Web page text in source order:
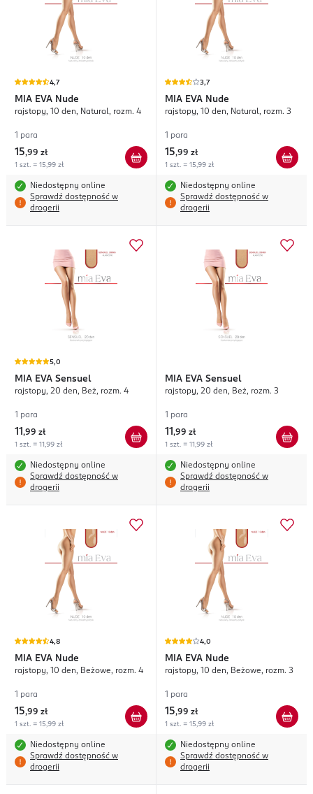
4,7
MIA EVA Nude
rajstopy, 10 den, Natural, rozm. 4
1 para
15,99 zł
1 szt. = 15,99 zł
Niedostępny online
Sprawdź dostępność w
drogerii
3,7
MIA EVA Nude
rajstopy, 10 den, Natural, rozm. 3
1 para
15,99 zł
1 szt. = 15,99 zł
Niedostępny online
Sprawdź dostępność w
drogerii
5,0
MIA EVA Sensuel
rajstopy, 20 den, Beż, rozm. 4
1 para
11 ,99 zł
1 szt. = 11,99 zł
Niedostępny online
Sprawdź dostępność w
drogerii
MIA EVA Sensuel
rajstopy, 20 den, Beż, rozm. 3
1 para
11 ,99 zł
1 szt. = 11,99 zł
Niedostępny online
Sprawdź dostępność w
drogerii
4,8
MIA EVA Nude
rajstopy, 10 den, Beżowe, rozm. 4
1 para
15,99 zł
1 szt. = 15,99 zł
Niedostępny online
Sprawdź dostępność w
drogerii
4,0
MIA EVA Nude
rajstopy, 10 den, Beżowe, rozm. 3
1 para
15,99 zł
1 szt. = 15,99 zł
Niedostępny online
Sprawdź dostępność w
drogerii